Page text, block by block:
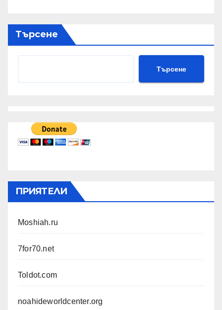
Търсене
Търсене
ПРИЯТЕЛИ
Moshiah.ru
7for70.net
Toldot.com
noahideworldcenter.org